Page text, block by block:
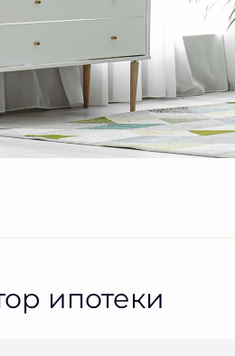
ипотеки